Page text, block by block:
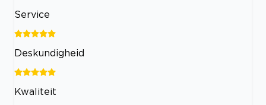
Service
Deskundigheid
Kwaliteit